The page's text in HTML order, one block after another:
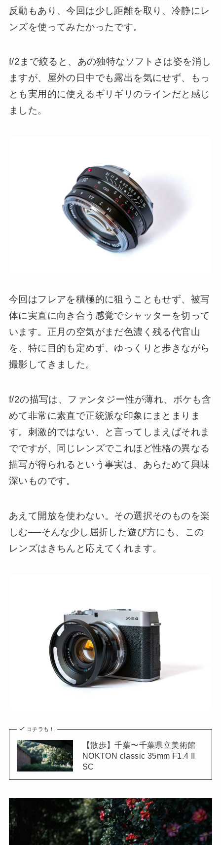
反動もあり、今回は少し距離を取り、冷静にレ
ンズを使ってみたかったです。
f/2まで絞ると、あの独特なソフトさは姿を消し
ますが、屋外の日中でも露出を気にせず、もっ
とも実用的に使えるギリギリのラインだと感じ
ました。
今回はフレアを積極的に狙うこともせず、被写
体に実直に向き合う感覚でシャッターを切って
います。正月の空気がまだ色濃く残る代官山
を、特に目的も定めず、ゆっくりと歩きながら
撮影してきました。
f/2の描写は、ファンタジー性が薄れ、ボケも含
めて非常に素直で正統派な印象にまとまりま
す。刺激的ではない、と言ってしまえばそれま
でですが、同じレンズでこれほど性格の異なる
描写が得られるという事実は、あらためて興味
深いものです。
あえて開放を使わない。その選択そのものを楽
しむ──そんな少し屈折した遊び方にも、この
レンズはきちんと応えてくれます。
コチラも！
【散歩】千葉〜千葉県立美術館
NOKTON classic 35mm F1.4 II
SC